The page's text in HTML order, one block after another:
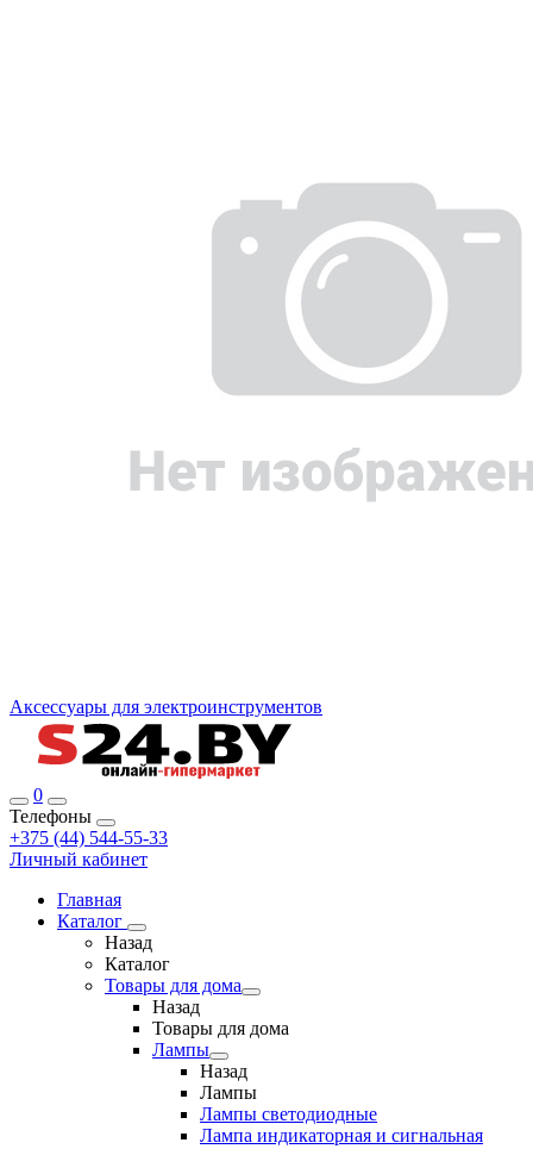
Аксессуары для электроинструментов
0
Телефоны
+375 (44) 544-55-33
Личный кабинет
Главная
Каталог
Назад
Каталог
Товары для дома
Назад
Товары для дома
Лампы
Назад
Лампы
Лампы светодиодные
Лампа индикаторная и сигнальная